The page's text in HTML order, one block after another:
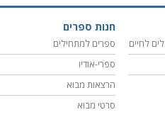
לחיים
חנות ספרים
ספרים למתחילים
ספרי-אודיו
הרצאות מבוא
סרטי מבוא